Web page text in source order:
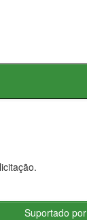
Suportado por